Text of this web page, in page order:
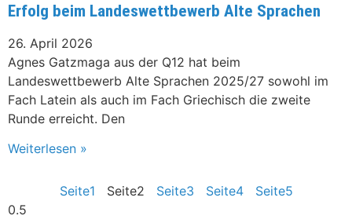
Erfolg beim Landeswettbewerb Alte Sprachen
26. April 2026
Agnes Gatzmaga aus der Q12 hat beim
Landeswettbewerb Alte Sprachen 2025/27 sowohl im
Fach Latein als auch im Fach Griechisch die zweite
Runde erreicht. Den
Weiterlesen »
Seite1 Seite2 Seite3 Seite4 Seite5